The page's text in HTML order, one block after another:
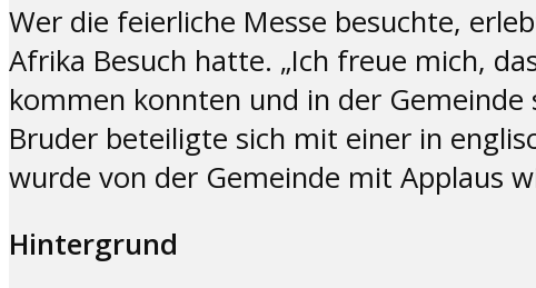
Wer die feierliche Messe besuchte,
Afrika Besuch hatte. „Ich freue mich,
kommen konnten und in der
Bruder beteiligte sich mit einer in
wurde von der Gemeinde mit Applaus
Hintergrund